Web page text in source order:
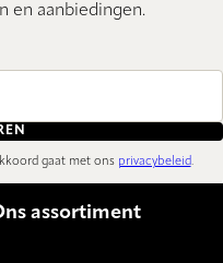
en aanbiedingen.
gaat met ons privacybeleid.
assortiment